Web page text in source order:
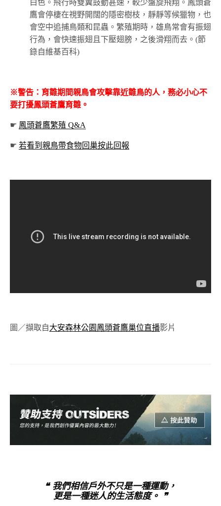
白色。飛行時雙翼鼓動甚速，較少盤旋飛翔。鳳頭蒼
鷹會停棲在視野開闊的隱密樹枝，靜靜等候獵物，也
會空中追捕鳥類和昆蟲。繁殖期時，雄鳥常會有振翅
行為，會快速振翅且下壓翅膀，之後滑翔而去。(節
錄自維基百科)
※警告：育雛期間親鳥會攻擊靠近雛鳥的人，務必小心不
要打擾鳳頭蒼鷹育雛。
☛ 鳳頭蒼鷹繁殖 Q&A
☛若看到親鳥帶食物回巢按此回報
圖／擷取自大安森林公園鳳頭蒼鷹巢位直播影片
❝ 我們相信戶外不只是一種運動，
更是一種迷人的生活態度。 ❞